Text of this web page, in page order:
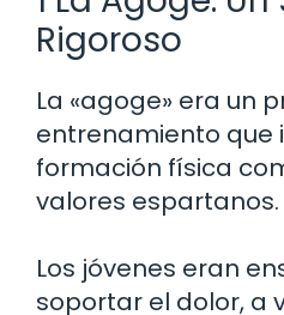
Rigoroso
La «agoge» era un
entrenamiento que
formación física
valores espartanos.
Los jóvenes eran
soportar el dolor, a